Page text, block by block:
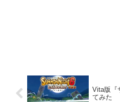
Vita版『
てみた